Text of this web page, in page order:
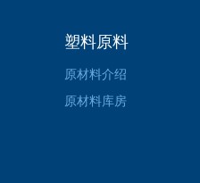
塑料原料
原材料介绍
原材料库房